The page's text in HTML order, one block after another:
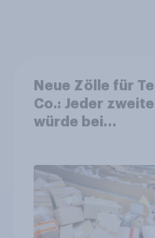
Neue Zölle für
Co.: Jeder
würde bei